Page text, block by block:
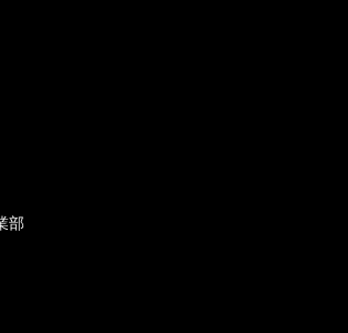
部